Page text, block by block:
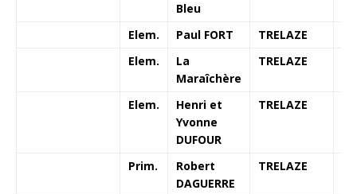
Bleu
Elem. Paul FORT
TRELAZE
Elem.
La
Maraîchère
TRELAZE
Elem.
Henri et
Yvonne
DUFOUR
TRELAZE
Prim.
Robert
DAGUERRE
TRELAZE